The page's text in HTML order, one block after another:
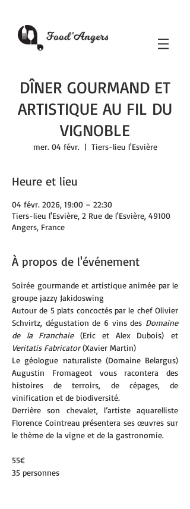
DÎNER GOURMAND ET
ARTISTIQUE AU FIL DU
VIGNOBLE
mer. 04 févr.
  |
Tiers-lieu l'Esvière
Heure et lieu
04 févr. 2026, 19:00 – 22:30
Tiers-lieu l'Esvière, 2 Rue de l'Esvière, 49100
Angers, France
À propos de l'événement
Soirée gourmande et artistique animée par le
groupe jazzy Jakidoswing
Autour de 5 plats concoctés par le chef Olivier
Schvirtz, dégustation de 6 vins des Domaine
de la Franchaie
Veritatis Fabricator (Xavier Martin)
Le géologue naturaliste (Domaine Belargus)
Augustin Fromageot vous racontera des
histoires de terroirs, de cépages, de
vinification et de biodiversité.
Derrière son chevalet, l’artiste aquarelliste
Florence Cointreau présentera ses œuvres sur
le thème de la vigne et de la gastronomie.
55€
35 personnes